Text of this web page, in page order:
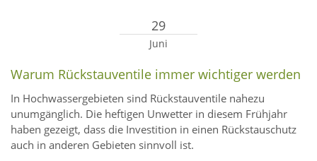
29
Juni
Warum Rückstauventile immer wichtiger werden
In Hochwassergebieten sind Rückstauventile nahezu
unumgänglich. Die heftigen Unwetter in diesem Frühjahr
haben gezeigt, dass die Investition in einen Rückstauschutz
auch in anderen Gebieten sinnvoll ist.